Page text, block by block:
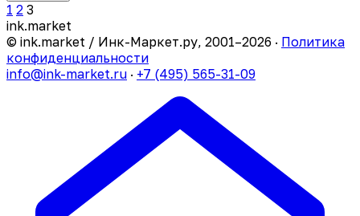
1 2 3
ink.market
© ink.market / Инк-Маркет.ру, 2001–2026 · Политика
конфиденциальности
info@ink-market.ru · +7 (495) 565-31-09